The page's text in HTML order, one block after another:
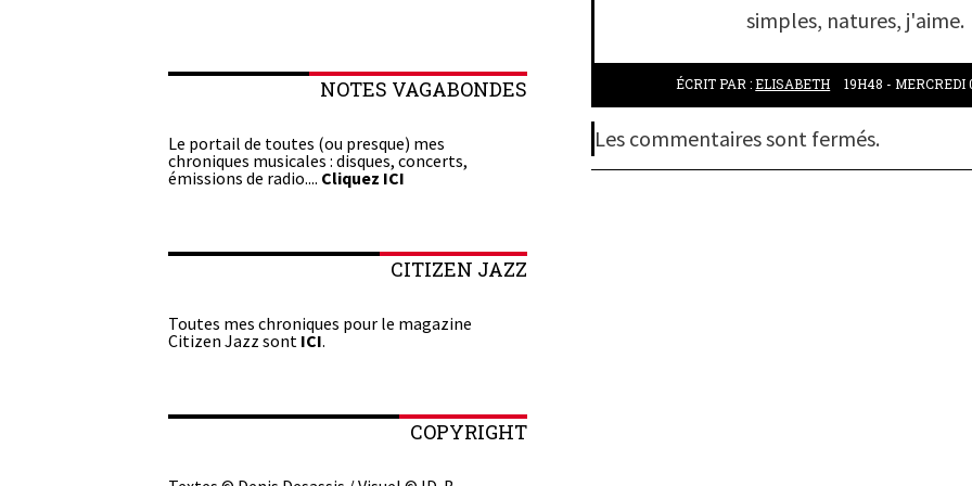
NOTES VAGABONDES
Le portail de toutes (ou presque) mes
chroniques musicales : disques, concerts,
émissions de radio.... Cliquez ICI
CITIZEN JAZZ
Toutes mes chroniques pour le magazine
Citizen Jazz sont ICI.
COPYRIGHT
simples, natures, j'aime.
ÉCRIT PAR :ELISABETH 19H48 -MERCREDI
Les commentaires sont fermés.